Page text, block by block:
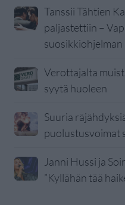
Tanssii Tähtien
paljastettiin –
suosikkiohjelman
Verottajalta
syytä huoleen
Suuria
puolustusvoimat
Janni Hussi ja
”Kyllähän tää